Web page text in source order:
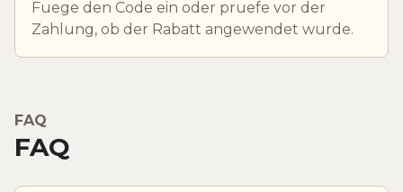
Fuege den Code ein oder pruefe vor der
Zahlung, ob der Rabatt angewendet wurde.
FAQ
FAQ